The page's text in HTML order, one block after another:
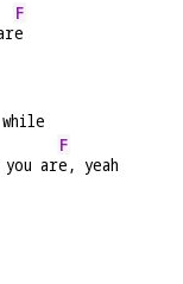
F
e
ar
F
e, yeah